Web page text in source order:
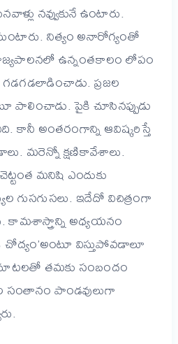
నవ్వుకునే ఉంటారు.
నిత్యం అనారోగ్యంతో
ఉన్నంతకాలం లోపం
గడగడలాడించాడు. ప్రజల
పాలించాడు. పైకి చూసినప్పుడు
అంతరంగాన్ని ఆవిష్కరిస్తే
మరెన్నో క్షణికావేశాలు.
మనిషి ఎందుకు
గుసగుసలు. ఇదేదో విచిత్రంగా
కామశాస్త్రాన్ని అధ్యయనం
చోద్యం’అంటూ విస్తుపోవడాలూ
తమకు సంబందం
సంతానం పాండవులుగా